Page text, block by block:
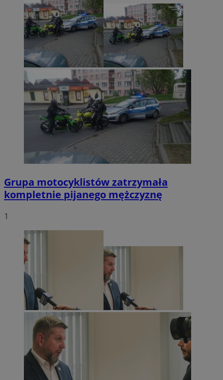
Grupa motocyklistów zatrzymała
kompletnie pijanego mężczyznę
1